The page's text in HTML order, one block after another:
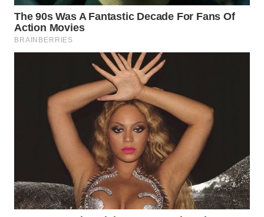
PERSONA
WAHANA
OTOMOTIF
HEALTH
WAHANA
LAPAK
WAHANA